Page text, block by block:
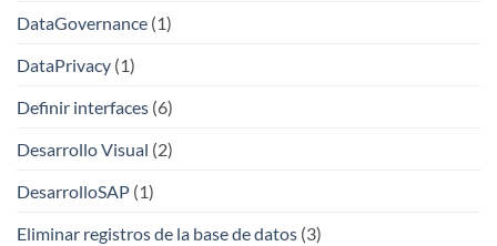
DataGovernance (1)
DataPrivacy (1)
Definir interfaces (6)
Desarrollo Visual (2)
DesarrolloSAP (1)
Eliminar registros de la base de datos (3)